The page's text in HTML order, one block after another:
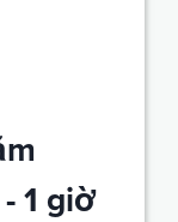
-1 giờ